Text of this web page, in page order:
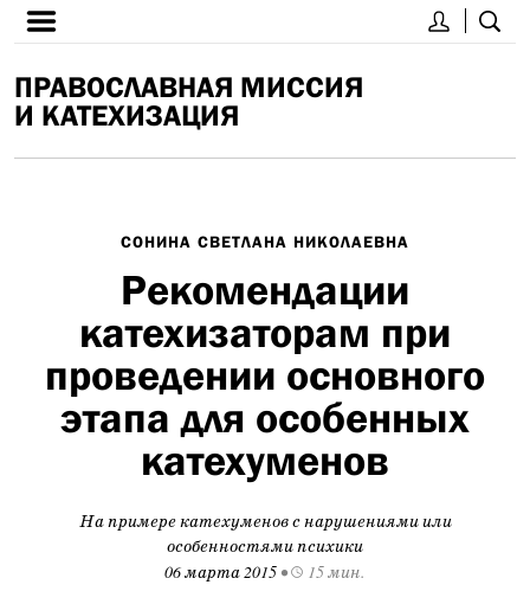
ПРАВОСЛАВНАЯ МИССИЯ
И КАТЕХИЗАЦИЯ
СОНИНА СВЕТЛАНА НИКОЛАЕВНА
Рекомендации
катехизаторам при
проведении основного
этапа для особенных
катехуменов
На примере катехуменов с нарушениями или
особенностями психики
06 марта 2015 • 15 мин.